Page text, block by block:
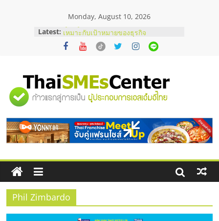
Monday, August 10, 2026
Latest: คู่มือผู้ซื้อ เลือกเว็บปั้มไลค์อย่างไรให้
เหมาะกับเป้าหมายของธุรกิจ
เว็บปั้มวิวช่วยธุรกิจออนไลน์ได้จริงหรือ
ปั้มฟอลติ๊กตอกที่เจ้าของธุรกิจควรรู้
อยากหาเงินทุน เพิ่มสภาพคล่องให้ธุรกิจ
เริ่มยังไงให้ผ่านฉลุย
บริการน้ำมัน Shell
"ศูนย์
รวม
ข้อมูล
ธุรกิจ
SME
Phil Zimbardo